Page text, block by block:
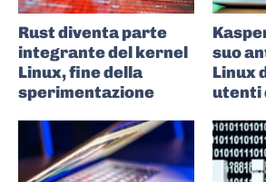
Rust diventa parte
integrante del kernel
Linux, fine della
sperimentazione
suo
Linux
utenti